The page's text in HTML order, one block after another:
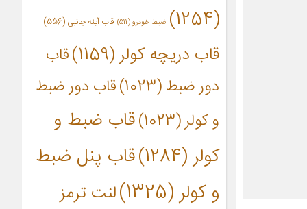
(1254)
ضبط خودرو(511) قاب آینه جانبی (556)
قاب دریچه کولر(1159)
قاب
دور ضبط(1023)
قاب دور ضبط
و کولر(1023)
قاب ضبط و
کولر(1284)
قاب پنل ضبط
و کولر(1325)
لنت ترمز